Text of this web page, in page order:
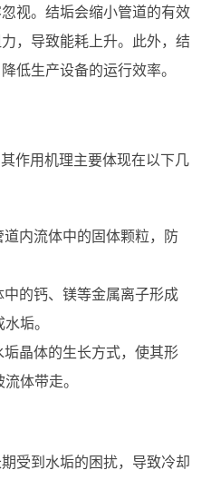
视。结垢会缩小管道的有效
，导致能耗上升。此外，结
低生产设备的运行效率。
作用机理主要体现在以下几
道内流体中的固体颗粒，防
中的钙、镁等金属离子形成
垢。
晶体的生长方式，使其形
体带走。
受到水垢的困扰，导致冷却